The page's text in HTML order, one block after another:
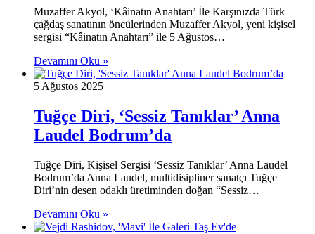
Muzaffer Akyol, ‘Kâinatın Anahtarı’ İle Karşınızda Türk
çağdaş sanatının öncülerinden Muzaffer Akyol, yeni kişisel
sergisi “Kâinatın Anahtarı” ile 5 Ağustos…
Devamını Oku »
5 Ağustos 2025
Tuğçe Diri, ‘Sessiz Tanıklar’ Anna
Laudel Bodrum’da
Tuğçe Diri, Kişisel Sergisi ‘Sessiz Tanıklar’ Anna Laudel
Bodrum’da Anna Laudel, multidisipliner sanatçı Tuğçe
Diri’nin desen odaklı üretiminden doğan “Sessiz…
Devamını Oku »